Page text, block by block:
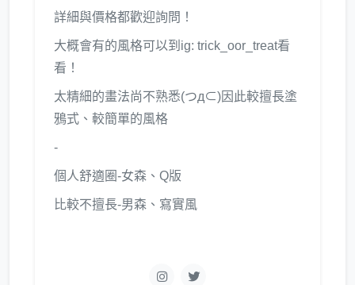
詳細與價格都歡迎詢問！
大概會有的風格可以到ig: trick_oor_treat看
看！
太精細的畫法尚不熟悉(つд⊂)因此較擅長塗
鴉式、較簡單的風格
-
個人舒適圈-女森、Q版
比較不擅長-男森、寫實風